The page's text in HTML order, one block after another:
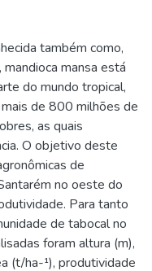
também como,
mandioca mansa está
do mundo tropical,
de 800 milhões de
as quais
O objetivo deste
de
no oeste do
Para tanto
de tabocal no
foram altura (m),
(t/ha-¹), produtividade